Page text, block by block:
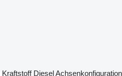
Kraftstoff DieselAchsenkonfiguration